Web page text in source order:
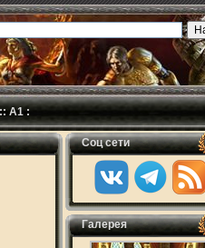
А1:
Соц сети
Галерея